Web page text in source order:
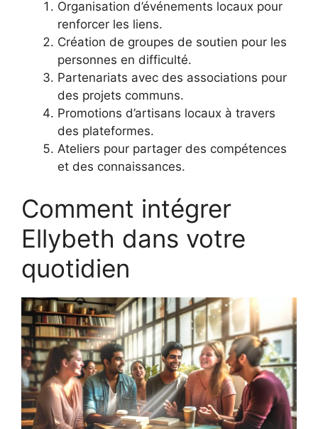
Organisation d’événements locaux pour
renforcer les liens.
Création de groupes de soutien pour les
personnes en difficulté.
Partenariats avec des associations pour
des projets communs.
Promotions d’artisans locaux à travers
des plateformes.
Ateliers pour partager des compétences
et des connaissances.
Comment intégrer
Ellybeth dans votre
quotidien